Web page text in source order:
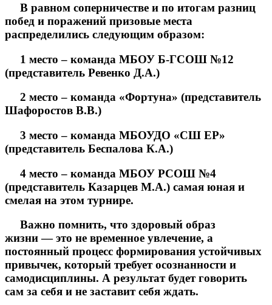
В равном соперничестве и по итогам разниц
побед и поражений призовые места
распределились следующим образом:
1 место – команда МБОУ Б-ГСОШ №12
(представитель Ревенко Д.А.)
2 место – команда «Фортуна» (представитель
Шафоростов В.В.)
3 место – команда МБОУДО «СШ ЕР»
(представитель Беспалова К.А.)
4 место – команда МБОУ РСОШ №4
(представитель Казарцев М.А.) самая юная и
смелая на этом турнире.
Важно помнить, что здоровый образ
жизни — это не временное увлечение, а
постоянный процесс формирования устойчивых
привычек, который требует осознанности и
самодисциплины. А результат будет говорить
сам за себя и не заставит себя ждать.